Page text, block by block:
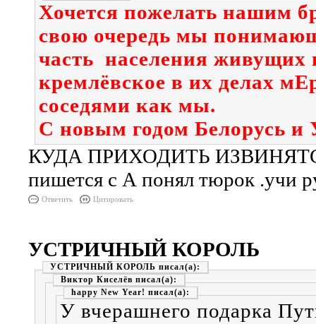
Хочется пожелать нашим
свою очередь мы
часть населения
кремлёвское в их делах
соседями как мы.
С новым годом Белорусь и
КУДА ПРИХОДИТЬ
пишется с А понял тюрок .учи
Ответить Цитировать
УСТРИЧНЫЙ КОРОЛЬ
УСТРИЧНЫЙ КОРОЛЬ
Виктор Киселёв
happy New Year!
У вчерашнего подарка